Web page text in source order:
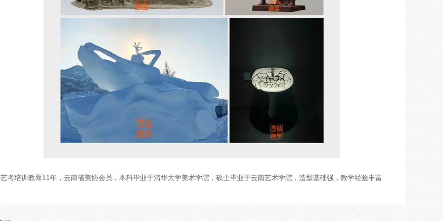
考培训教育11年，云南省美协会员，本科毕业于清华大学美术学院，硕士毕业于云南艺术学院，造型基础强，教学经验丰富